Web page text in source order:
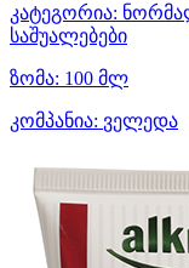
კატეგორია:
საშუალებები
ზომა: 100 მლ
კომპანია: ველედა